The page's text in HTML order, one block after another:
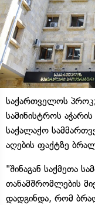
საქართველოს
სამინისტროს
საქალაქო
აღების ფაქტზე
"შინაგან საქმეთა
თანამშრომლების
დადგინდა, რომ